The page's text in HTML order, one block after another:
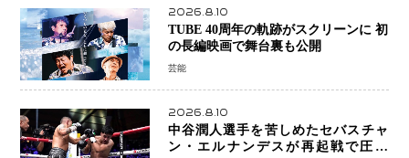
2026.8.10
TUBE 40周年の軌跡がスクリーンに 初
の長編映画で舞台裏も公開
芸能
2026.8.10
中谷潤人選手を苦しめたセバスチャ
ン・エルナンデスが再起戦で圧巻